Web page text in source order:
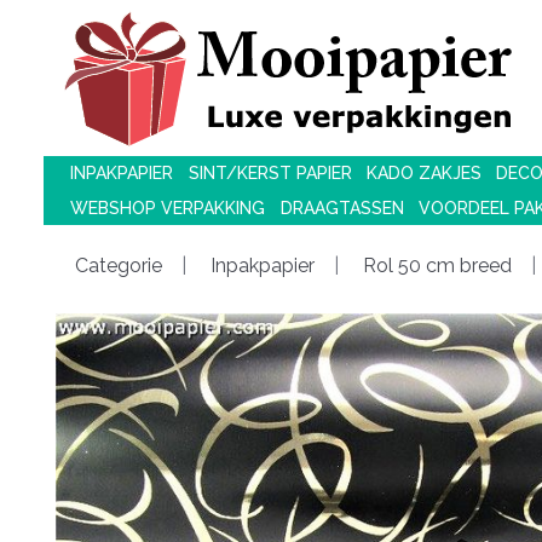
INPAKPAPIER SINT/KERST PAPIER KADO ZAKJES
WEBSHOP VERPAKKING
DRAAGTASSEN VOORDEEL
Categorie Inpakpapier Rol 50 cm breed